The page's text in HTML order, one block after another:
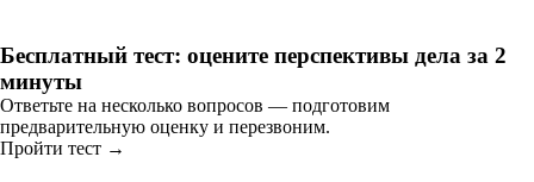
Бесплатный тест: оцените перспективы дела за 2
минуты
Ответьте на несколько вопросов — подготовим
предварительную оценку и перезвоним.
Пройти тест →